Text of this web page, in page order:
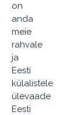
on
anda
meie
rahvale
ja
Eesti
külalistele
ülevaade
Eesti